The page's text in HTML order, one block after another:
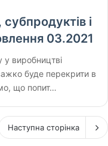
і
03.2021
у виробництві
буде перекрити в
що попит…
Наступна сторінка